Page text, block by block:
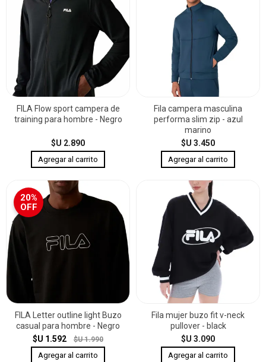
FILA Flow sport campera de
training para hombre - Negro
$U 2.890
Fila campera masculina
performa slim zip - azul
marino
$U 3.450
20%
OFF
FILA Letter outline light Buzo
casual para hombre - Negro
$U 1.592
$U 1.990
Fila mujer buzo fit v-neck
pullover - black
$U 3.090